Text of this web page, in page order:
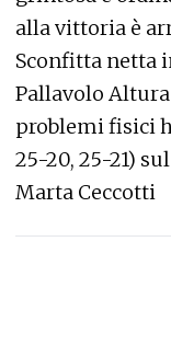
alla vittoria è
Sconfitta netta
Pallavolo
problemi fisici
25-20, 25-21)
Marta Ceccotti